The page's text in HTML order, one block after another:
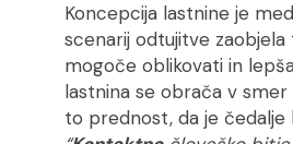
Koncepcija lastnine je
scenarij odtujitve zaobjela
mogoče oblikovati in
lastnina se obrača v smer
to prednost, da je čedalje